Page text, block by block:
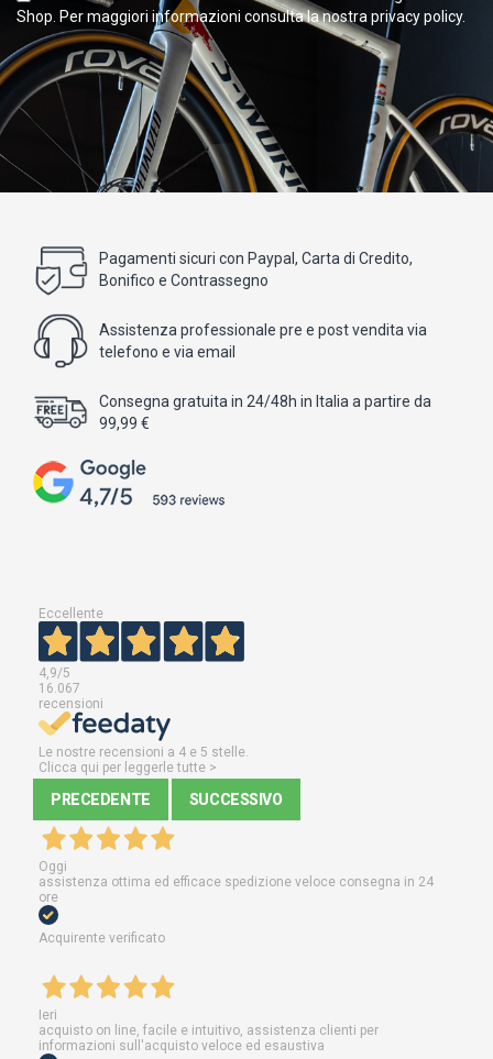
Shop. Per maggiori informazioni consulta la nostra privacy policy.
Pagamenti sicuri con Paypal, Carta di Credito,
Bonifico e Contrassegno
Assistenza professionale pre e post vendita via
telefono e via email
Consegna gratuita in 24/48h in Italia a partire da
99,99 €
Eccellente
4,9/5
16.067
recensioni
Le nostre recensioni a 4 e 5 stelle.
Clicca qui per leggerle tutte >
PRECEDENTE SUCCESSIVO
Oggi
assistenza ottima ed efficace spedizione veloce consegna in 24
ore
Acquirente verificato
Ieri
acquisto on line, facile e intuitivo, assistenza clienti per
informazioni sull'acquisto veloce ed esaustiva